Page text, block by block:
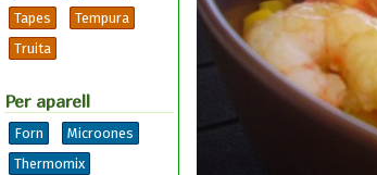
Tapes
Tempura
Truita
Per aparell
Forn
Microones
Thermomix